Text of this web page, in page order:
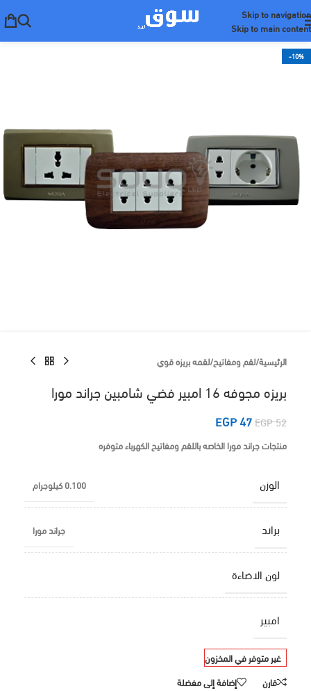
Skip to navigation
Skip to main content
-10%
الرئيسية/لقم ومفاتيح/لقمه بريزه قوي
بريزه مجوفه 16 امبير فضي شامبين جراند مورا
EGP52
EGP47
منتجات جراند مورا الخاصه باللقم ومفاتيح الكهرباء متوفره
الوزن 0.100 كيلوجرام
براند جراند مورا
لون الاضاءة
امبير
غير متوفر في المخزون
قارن
إضافة إلى مفضلة